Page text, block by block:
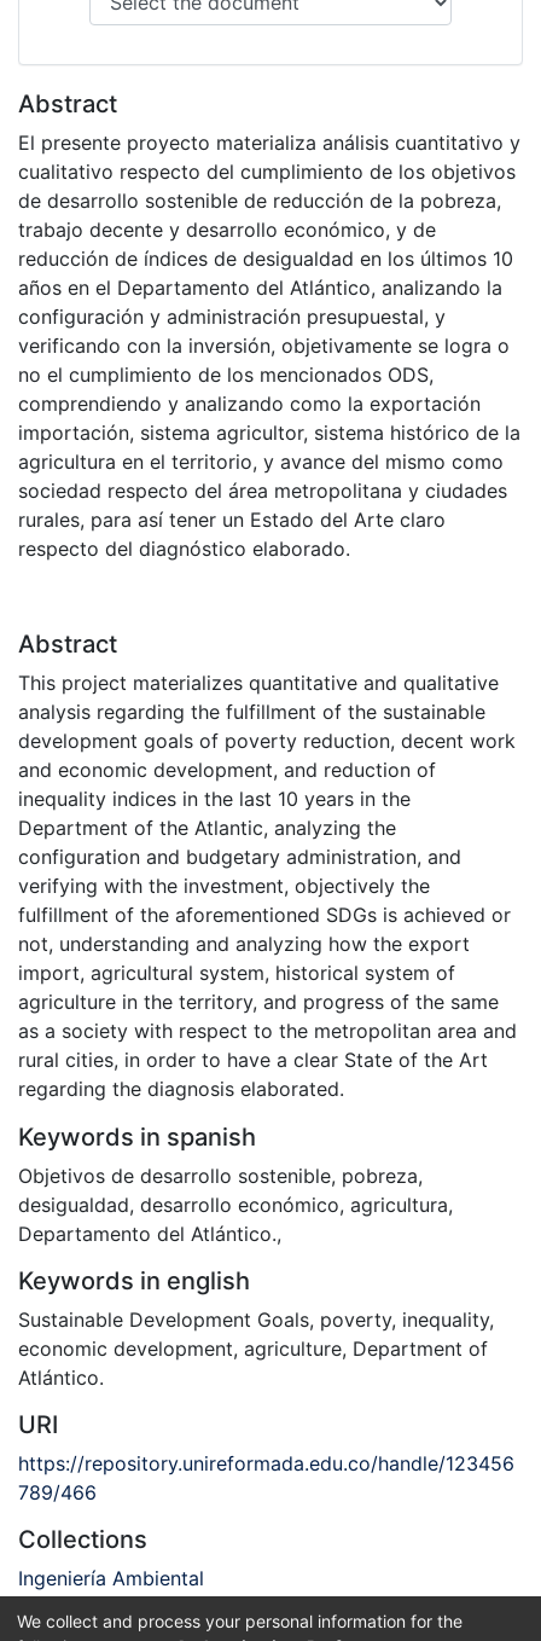
Abstract
El presente proyecto materializa análisis cuantitativo y
cualitativo respecto del cumplimiento de los objetivos
de desarrollo sostenible de reducción de la pobreza,
trabajo decente y desarrollo económico, y de
reducción de índices de desigualdad en los últimos 10
años en el Departamento del Atlántico, analizando la
configuración y administración presupuestal, y
verificando con la inversión, objetivamente se logra o
no el cumplimiento de los mencionados ODS,
comprendiendo y analizando como la exportación
importación, sistema agricultor, sistema histórico de la
agricultura en el territorio, y avance del mismo como
sociedad respecto del área metropolitana y ciudades
rurales, para así tener un Estado del Arte claro
respecto del diagnóstico elaborado.
Abstract
This project materializes quantitative and qualitative
analysis regarding the fulfillment of the sustainable
development goals of poverty reduction, decent work
and economic development, and reduction of
inequality indices in the last 10 years in the
Department of the Atlantic, analyzing the
configuration and budgetary administration, and
verifying with the investment, objectively the
fulfillment of the aforementioned SDGs is achieved or
not, understanding and analyzing how the export
import, agricultural system, historical system of
agriculture in the territory, and progress of the same
as a society with respect to the metropolitan area and
rural cities, in order to have a clear State of the Art
regarding the diagnosis elaborated.
Keywords in spanish
Objetivos de desarrollo sostenible, pobreza,
desigualdad, desarrollo económico, agricultura,
Departamento del Atlántico.,
Keywords in english
Sustainable Development Goals, poverty, inequality,
economic development, agriculture, Department of
Atlántico.
URI
https://repository.unireformada.edu.co/handle/123456
789/466
Collections
Ingeniería Ambiental
Full item page
We collect and process your personal information for the